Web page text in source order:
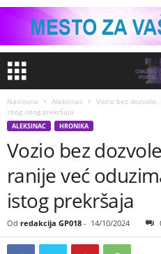
Naslovna Aleksinac
Vozio bez
zbog istog prekršaja
ALEKSINAC HRONIKA
Vozio bez
ranije već
istog prekršaja
Od redakcija GP018 - 14/10/2024